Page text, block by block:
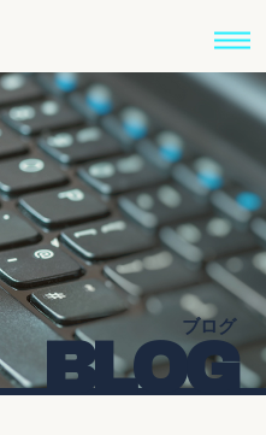
ブログ
BLOG